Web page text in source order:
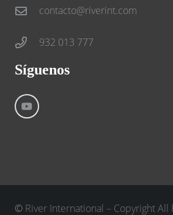
contacto@riverint.com
932 013 777
Síguenos
© River International – Copyright All